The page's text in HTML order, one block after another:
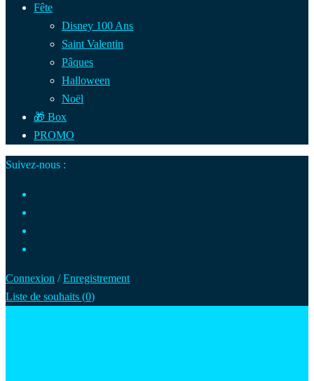
Fête
Disney 100 Ans
Saint Valentin
Pâques
Halloween
Noël
🎁 Box
PROMO
Suivez-nous :
Connexion /Enregistrement
Liste de souhaits (0)